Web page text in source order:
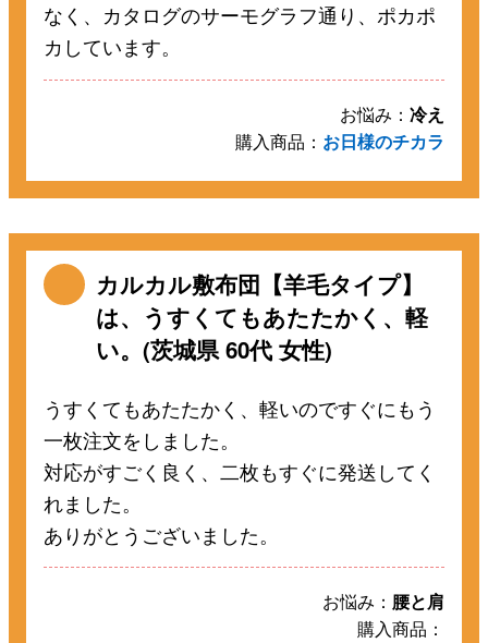
なく、カタログのサーモグラフ通り、ポカポ
カしています。
お悩み： 冷え
購入商品： お日様のチカラ
カルカル敷布団【羊毛タイプ】
は、うすくてもあたたかく、軽
い。(茨城県 60代 女性)
うすくてもあたたかく、軽いのですぐにもう
一枚注文をしました。
対応がすごく良く、二枚もすぐに発送してく
れました。
ありがとうございました。
お悩み： 腰と肩
購入商品：